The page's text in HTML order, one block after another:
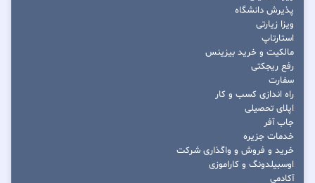
پذیرش دانشگاه
ویزا زیارتی
استارتاپ
مالکیت و خرید بیزینس
رفع ریجکتی
سفارت
راه اندازی کسب و کار
اپلای تحصیلی
جاب آفر
خدمات جزیره
خرید و فروش و واگذاری شرکت
اوسبیلدونگ و کاراموزی
آکادمی